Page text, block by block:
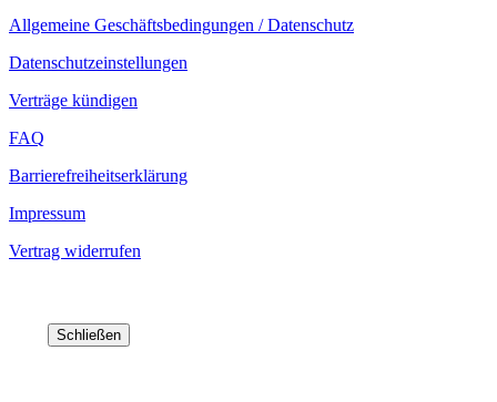
Allgemeine Geschäftsbedingungen / Datenschutz
Datenschutzeinstellungen
Verträge kündigen
FAQ
Barrierefreiheitserklärung
Impressum
Vertrag widerrufen
Schließen